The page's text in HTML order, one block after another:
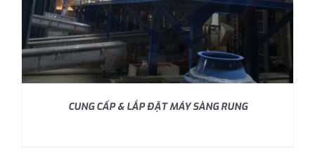
CUNG CẤP & LẮP ĐẶT MÁY SÀNG RUNG